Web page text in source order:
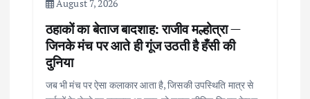
August 7, 2026
ठहाकों का बेताज बादशाह: राजीव मल्होत्रा —
जिनके मंच पर आते ही गूंज उठती है हँसी की
दुनिया
जब भी मंच पर ऐसा कलाकार आता है, जिसकी उपस्थिति मात्र से